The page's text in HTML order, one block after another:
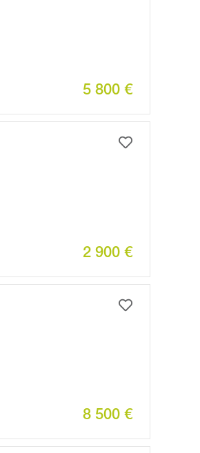
5 800 €
2 900 €
8 500 €